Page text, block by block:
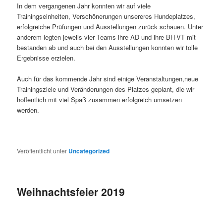
In dem vergangenen Jahr konnten wir auf viele
Trainingseinheiten, Verschönerungen unsereres Hundeplatzes,
erfolgreiche Prüfungen und Ausstellungen zurück schauen. Unter
anderem legten jeweils vier Teams ihre AD und ihre BH-VT mit
bestanden ab und auch bei den Ausstellungen konnten wir tolle
Ergebnisse erzielen.
Auch für das kommende Jahr sind einige Veranstaltungen,neue
Trainingsziele und Veränderungen des Platzes geplant, die wir
hoffentlich mit viel Spaß zusammen erfolgreich umsetzen
werden.
Veröffentlicht unter Uncategorized
Weihnachtsfeier 2019